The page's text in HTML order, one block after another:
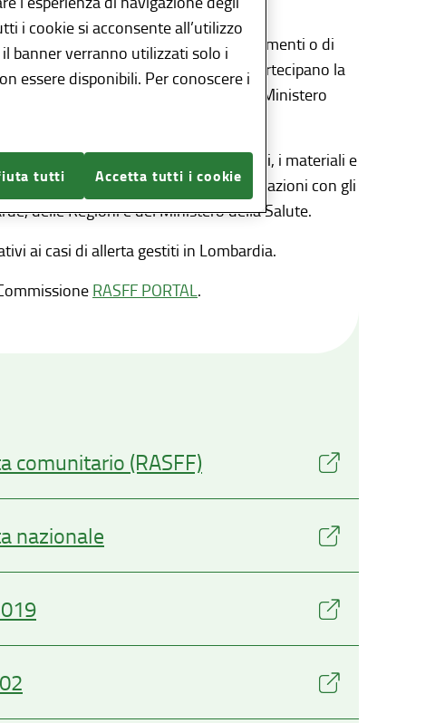
pubblica connessi al consumo di alimenti o di
(RASFF), sotto forma di rete, a cui partecipano la
e gli Stati membri dell'Unione. Il Ministero
di allerta per tutti i prodotti alimentari, i materiali e
lo scambio rapido delle informazioni con gli
delle Regioni e del Ministero della Salute.
ai casi di allerta gestiti in Lombardia.
RASFF PORTAL.
comunitario (RASFF)
nazionale
i cookie si acconsente all’utilizzo
banner verranno utilizzati solo i
essere disponibili. Per conoscere i
tutti Accetta tutti i cookie